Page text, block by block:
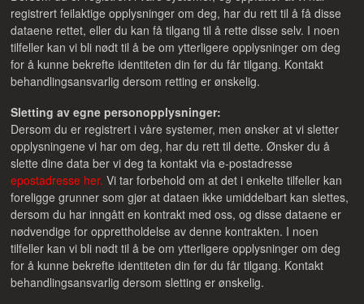
registrert feilaktige opplysninger om deg, har du rett til å få disse
dataene rettet, eller du kan få tilgang til å rette disse selv. I noen
tilfeller kan vi bli nødt til å be om ytterligere opplysninger om deg
for å kunne bekrefte identiteten din før du får tilgang. Kontakt
behandlingsansvarlig dersom retting er ønskelig.
Sletting av egne personopplysninger:
Dersom du er registrert i våre systemer, men ønsker at vi sletter
opplysningene vi har om deg, har du rett til dette. Ønsker du å
slette dine data ber vi deg ta kontakt via e-postadresse
epostadresse her. Vi tar forbehold om at det i enkelte tilfeller kan
foreligge grunner som gjør at dataen ikke umiddelbart kan slettes,
dersom du har inngått en kontrakt med oss, og disse dataene er
nødvendige for opprettholdelse av denne kontrakten. I noen
tilfeller kan vi bli nødt til å be om ytterligere opplysninger om deg
for å kunne bekrefte identiteten din før du får tilgang. Kontakt
behandlingsansvarlig dersom sletting er ønskelig.